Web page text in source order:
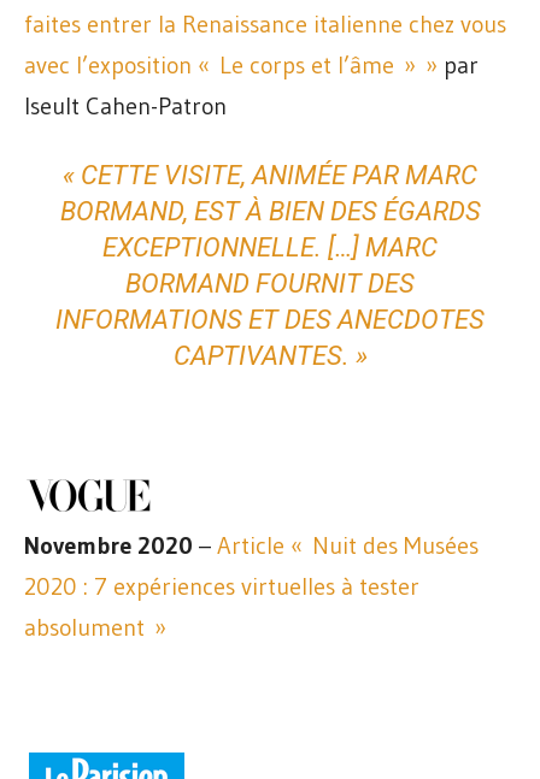
faites entrer la Renaissance italienne chez vous
avec l’exposition « Le corps et l’âme » » par
Iseult Cahen-Patron
« CETTE VISITE, ANIMÉE PAR MARC
BORMAND, EST À BIEN DES ÉGARDS
EXCEPTIONNELLE. […] MARC
BORMAND FOURNIT DES
INFORMATIONS ET DES ANECDOTES
CAPTIVANTES. »
Novembre 2020 – Article « Nuit des Musées
2020 : 7 expériences virtuelles à tester
absolument »